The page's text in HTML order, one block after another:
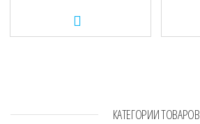
КАТЕГОРИИ ТОВАРОВ